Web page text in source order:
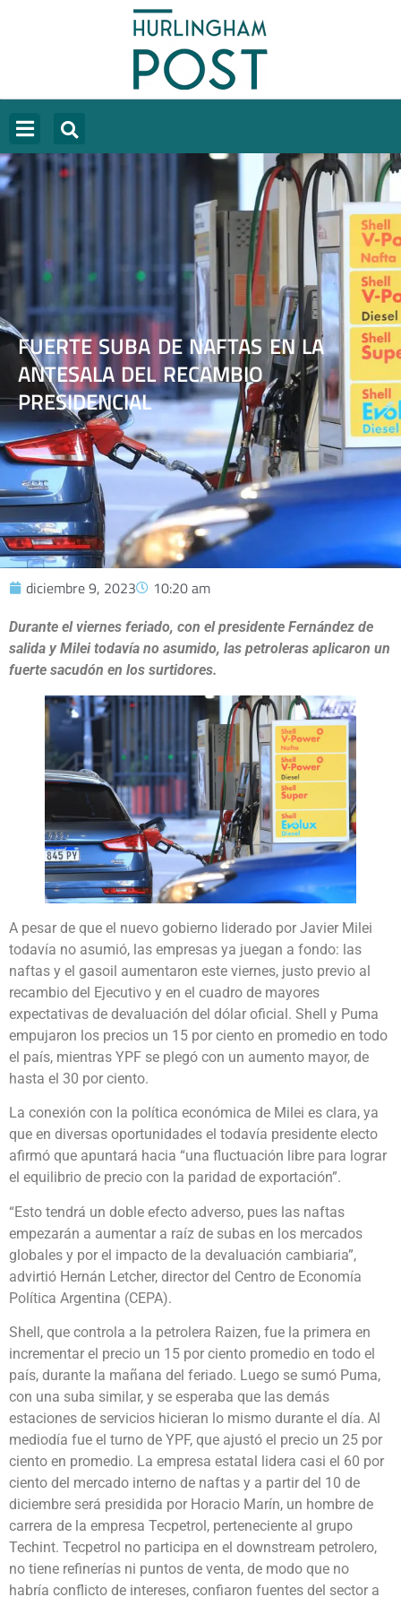
FUERTE SUBA DE NAFTAS EN LA
ANTESALA DEL RECAMBIO
PRESIDENCIAL
diciembre 9, 2023 10:20 am
Durante el viernes feriado, con el presidente Fernández de
salida y Milei todavía no asumido, las petroleras aplicaron un
fuerte sacudón en los surtidores.
A pesar de que el nuevo gobierno liderado por Javier Milei
todavía no asumió, las empresas ya juegan a fondo: las
naftas y el gasoil aumentaron este viernes, justo previo al
recambio del Ejecutivo y en el cuadro de mayores
expectativas de devaluación del dólar oficial. Shell y Puma
empujaron los precios un 15 por ciento en promedio en todo
el país, mientras YPF se plegó con un aumento mayor, de
hasta el 30 por ciento.
La conexión con la política económica de Milei es clara, ya
que en diversas oportunidades el todavía presidente electo
afirmó que apuntará hacia “una fluctuación libre para lograr
el equilibrio de precio con la paridad de exportación”.
“Esto tendrá un doble efecto adverso, pues las naftas
empezarán a aumentar a raíz de subas en los mercados
globales y por el impacto de la devaluación cambiaria”,
advirtió Hernán Letcher, director del Centro de Economía
Política Argentina (CEPA).
Shell, que controla a la petrolera Raizen, fue la primera en
incrementar el precio un 15 por ciento promedio en todo el
país, durante la mañana del feriado. Luego se sumó Puma,
con una suba similar, y se esperaba que las demás
estaciones de servicios hicieran lo mismo durante el día. Al
mediodía fue el turno de YPF, que ajustó el precio un 25 por
ciento en promedio. La empresa estatal lidera casi el 60 por
ciento del mercado interno de naftas y a partir del 10 de
diciembre será presidida por Horacio Marín, un hombre de
carrera de la empresa Tecpetrol, perteneciente al grupo
Techint. Tecpetrol no participa en el downstream petrolero,
no tiene refinerías ni puntos de venta, de modo que no
habría conflicto de intereses, confiaron fuentes del sector a